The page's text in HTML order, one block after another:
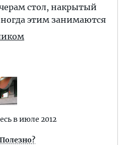
стол, накрытый
этим занимаются
в июле 2012
Полезно?